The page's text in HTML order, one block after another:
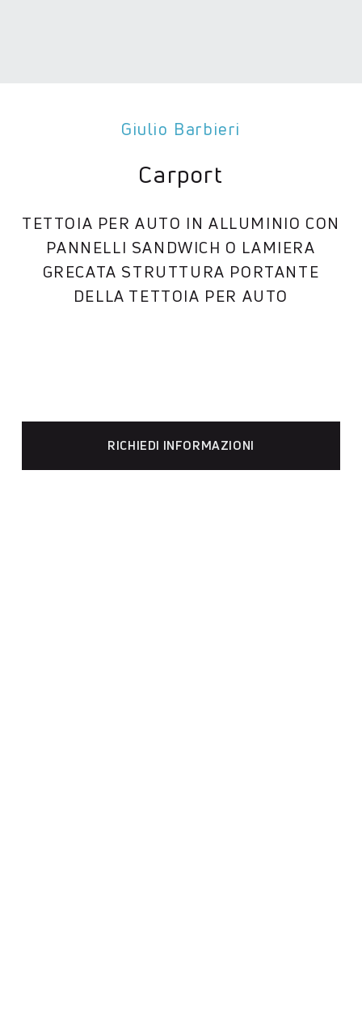
Giulio Barbieri
Carport
TETTOIA PER AUTO IN ALLUMINIO CON
PANNELLI SANDWICH O LAMIERA
GRECATA STRUTTURA PORTANTE
DELLA TETTOIA PER AUTO
RICHIEDI INFORMAZIONI